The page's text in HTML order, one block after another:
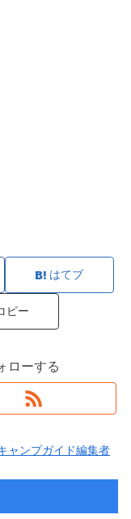
はてブ
ピー
ローする
ャンプガイド編集者